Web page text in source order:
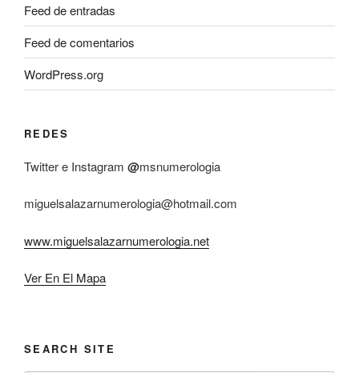
Feed de entradas
Feed de comentarios
WordPress.org
REDES
Twitter e Instagram @msnumerologia
miguelsalazarnumerologia@hotmail.com
www.miguelsalazarnumerologia.net
Ver En El Mapa
SEARCH SITE